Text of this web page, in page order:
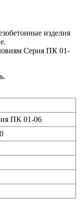
изделия
Серия ПК 01-
ПК 01-06